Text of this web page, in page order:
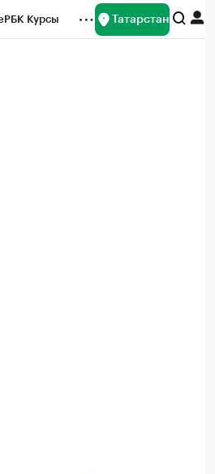
РБК Курсы Татарстан